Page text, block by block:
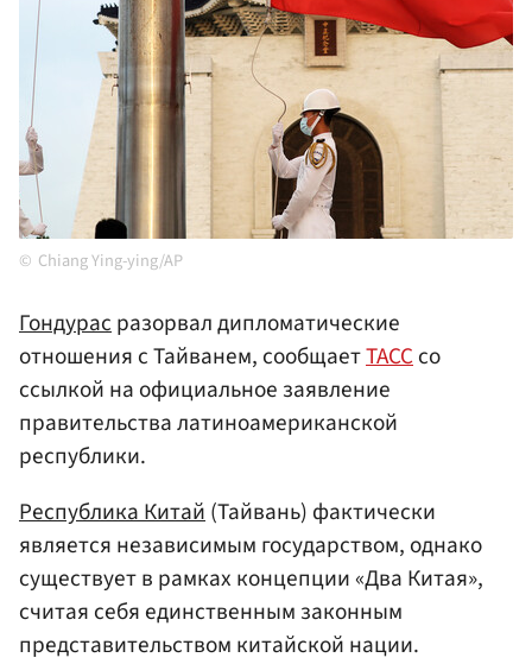
Chiang Ying-ying/AP
Гондурасразорвал дипломатические
отношения с Тайванем, сообщаетТАССсо
ссылкой на официальное заявление
правительства латиноамериканской
республики.
Республика Китай(Тайвань) фактически
является независимым государством, однако
существует в рамках концепции «Два Китая»,
считая себя единственным законным
представительством китайской нации.